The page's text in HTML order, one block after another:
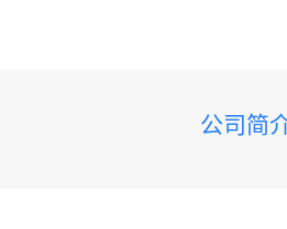
公司简